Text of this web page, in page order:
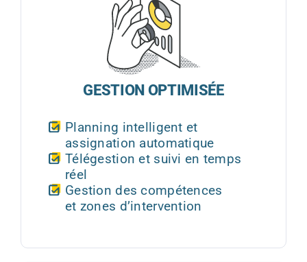
GESTION OPTIMISÉE
Planning intelligent et
assignation automatique
Télégestion et suivi en temps
réel
Gestion des compétences
et zones d’intervention